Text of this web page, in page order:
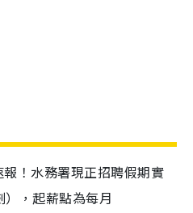
！水務署現正招聘假期實
，起薪點為每月